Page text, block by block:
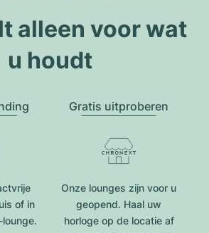
alleen voor wat
u houdt
of in
lounge.
Gratis uitproberen
Onze lounges zijn voor u
geopend. Haal uw
horloge op de locatie af